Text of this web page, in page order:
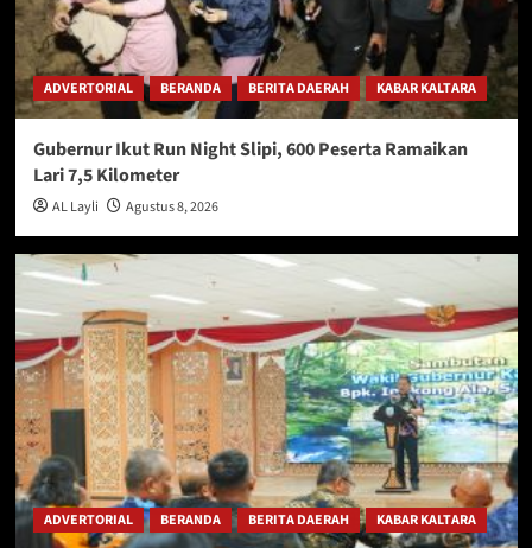
ADVERTORIAL BERANDA BERITA DAERAH KABAR KALTARA
Gubernur Ikut Run Night Slipi, 600 Peserta Ramaikan
Lari 7,5 Kilometer
AL Layli Agustus 8, 2026
ADVERTORIAL BERANDA BERITA DAERAH KABAR KALTARA